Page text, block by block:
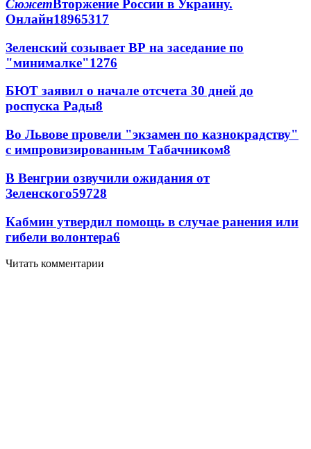
СюжетВторжение России в Украину.
Онлайн18965317
Зеленский созывает ВР на заседание по
"минималке"1276
БЮТ заявил о начале отсчета 30 дней до
роспуска Рады8
Во Львове провели "экзамен по казнокрадству"
с импровизированным Табачником8
В Венгрии озвучили ожидания от
Зеленского59728
Кабмин утвердил помощь в случае ранения или
гибели волонтера6
Читать комментарии